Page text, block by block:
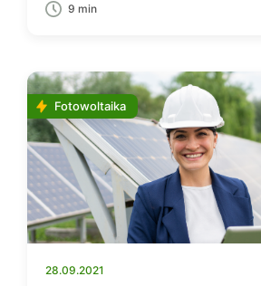
9 min
Fotowoltaika
28.09.2021